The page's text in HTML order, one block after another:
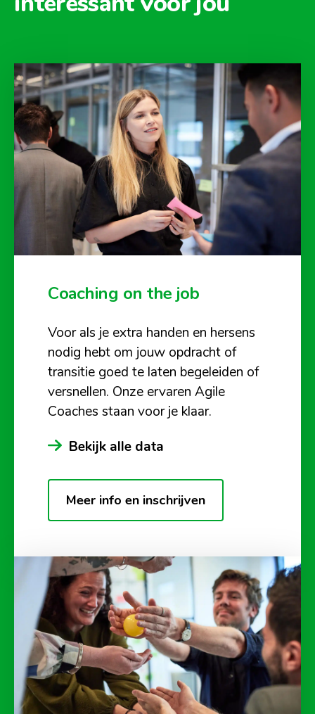
Coaching on the job
Voor als je extra handen en hersens
nodig hebt om jouw opdracht of
transitie goed te laten begeleiden of
versnellen. Onze ervaren Agile
Coaches staan voor je klaar.
Bekijk alle data
Meer info en inschrijven